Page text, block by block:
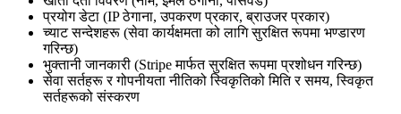
प्रयोग डेटा (IP ठेगाना, उपकरण प्रकार, ब्राउजर प्रकार)
च्याट सन्देशहरू (सेवा कार्यक्षमता को लागि सुरक्षित रूपमा भण्डारण
गरिन्छ)
भुक्तानी जानकारी (Stripe मार्फत सुरक्षित रूपमा प्रशोधन गरिन्छ)
सेवा सर्तहरू र गोपनीयता नीतिको स्विकृतिको मिति र समय, स्विकृत
सर्तहरूको संस्करण